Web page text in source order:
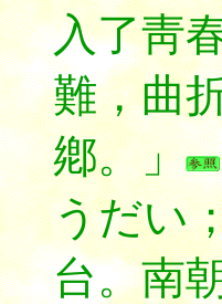
入了靑
難，曲
鄕。」
うだい
台。南